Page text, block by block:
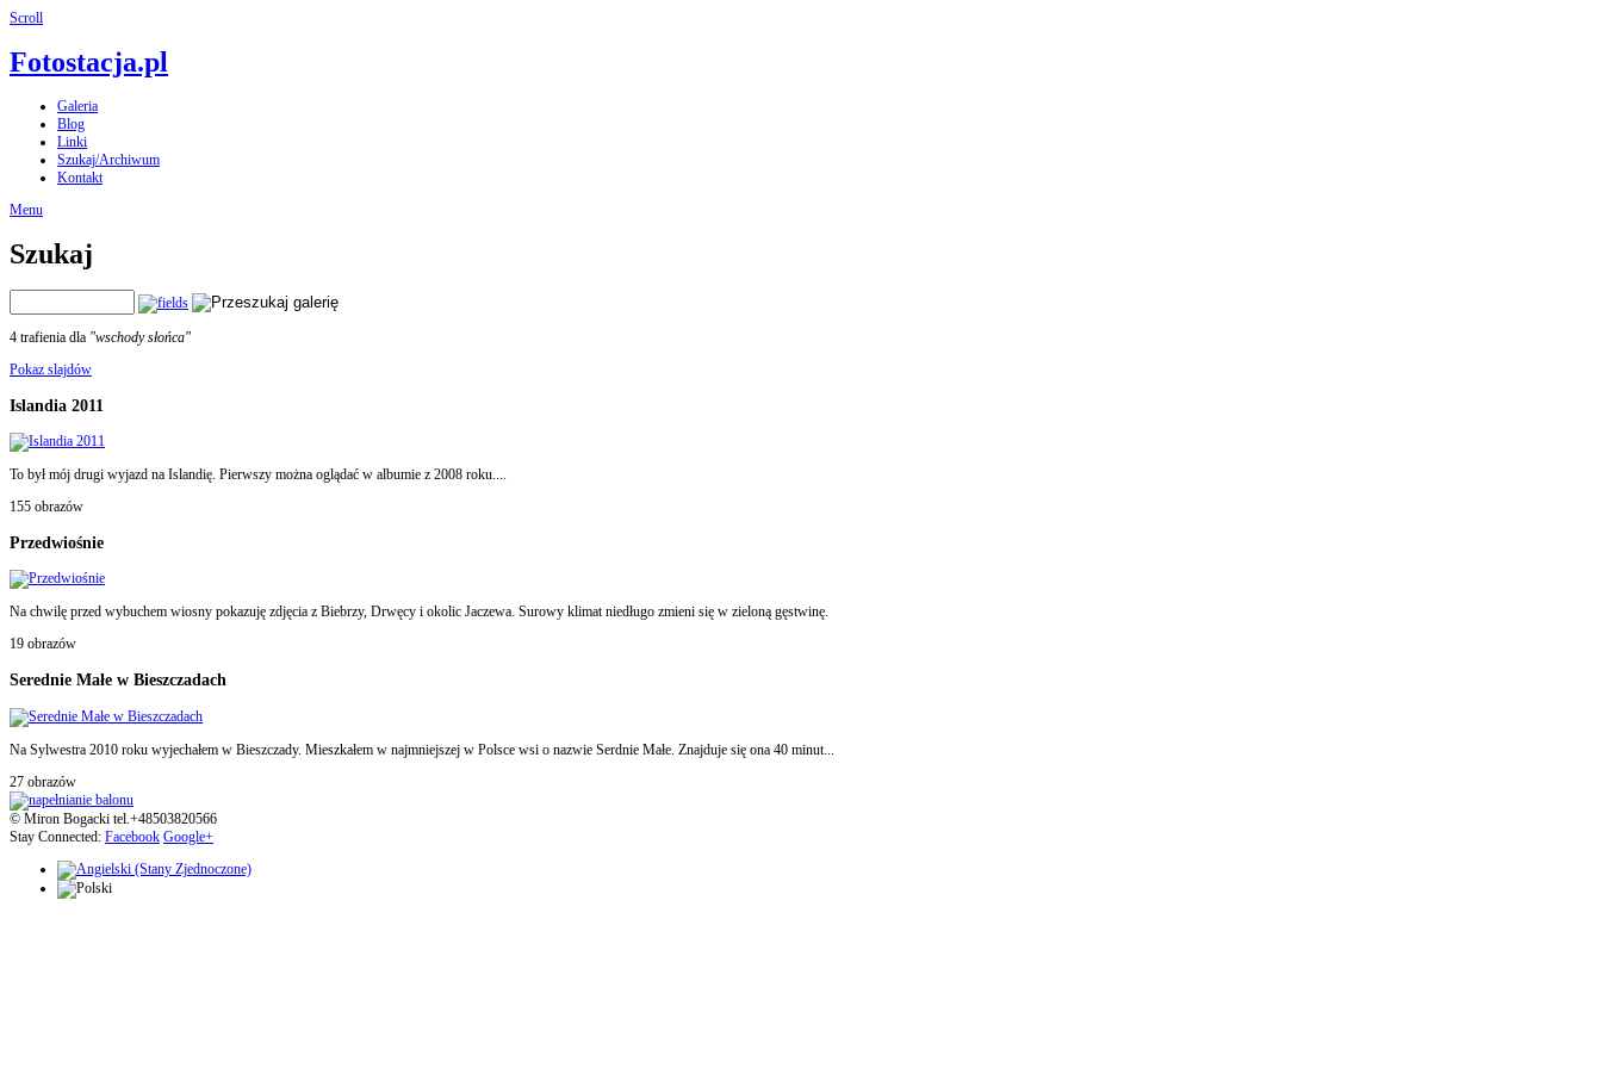
Scroll
Fotostacja.pl
Galeria
Blog
Linki
Szukaj/Archiwum
Kontakt
Menu
Szukaj
4 trafienia dla "wschody słońca"
Pokaz slajdów
Islandia 2011
To był mój drugi wyjazd na Islandię. Pierwszy można oglądać w albumie z 2008 roku....
155 obrazów
Przedwiośnie
Na chwilę przed wybuchem wiosny pokazuję zdjęcia z Biebrzy, Drwęcy i okolic Jaczewa. Surowy klimat niedługo zmieni się w zieloną gęstwinę.
19 obrazów
Serednie Małe w Bieszczadach
Na Sylwestra 2010 roku wyjechałem w Bieszczady. Mieszkałem w najmniejszej w Polsce wsi o nazwie Serdnie Małe. Znajduje się ona 40 minut...
27 obrazów
© Miron Bogacki tel.+48503820566
Stay Connected: Facebook Google+